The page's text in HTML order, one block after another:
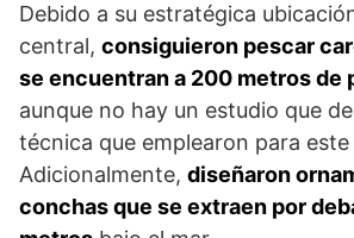
Debido a su estratégica
central, consiguieron pescar
se encuentran a 200 metros de
aunque no hay un estudio que
técnica que emplearon para
Adicionalmente, diseñaron
conchas que se extraen por